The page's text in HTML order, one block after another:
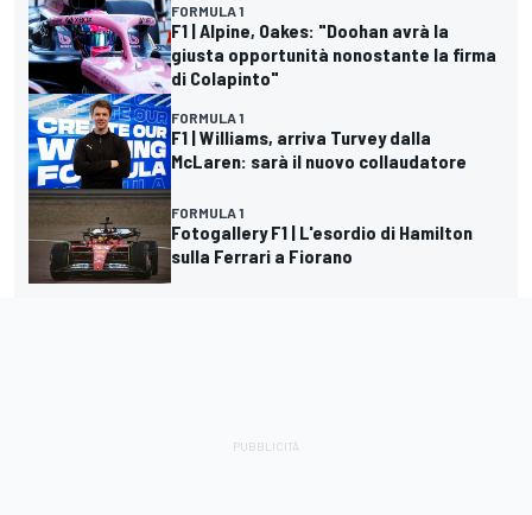
FORMULA 1
F1 | Alpine, Oakes: "Doohan avrà la
giusta opportunità nonostante la firma
di Colapinto"
FORMULA 1
F1 | Williams, arriva Turvey dalla
McLaren: sarà il nuovo collaudatore
FORMULA 1
Fotogallery F1 | L'esordio di Hamilton
sulla Ferrari a Fiorano